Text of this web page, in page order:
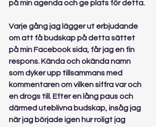
på min agenda och ge plats för detta.
Varje gång jag lägger ut erbjudande
om att få budskap på detta sättet
på min Facebook sida, får jag en fin
respons. Kända och okända namn
som dyker upp tillsammans med
kommentaren om vilken siffra var och
en drogs till. Efter en lång paus och
därmed uteblivna budskap, insåg jag
när jag började igen hur roligt jag